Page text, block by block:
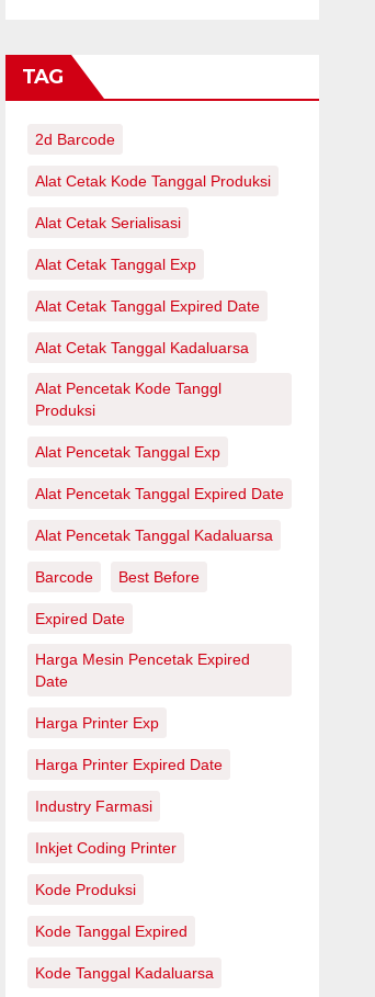
TAG
2d Barcode
Alat Cetak Kode Tanggal Produksi
Alat Cetak Serialisasi
Alat Cetak Tanggal Exp
Alat Cetak Tanggal Expired Date
Alat Cetak Tanggal Kadaluarsa
Alat Pencetak Kode Tanggl
Produksi
Alat Pencetak Tanggal Exp
Alat Pencetak Tanggal Expired Date
Alat Pencetak Tanggal Kadaluarsa
Barcode Best Before
Expired Date
Harga Mesin Pencetak Expired
Date
Harga Printer Exp
Harga Printer Expired Date
Industry Farmasi
Inkjet Coding Printer
Kode Produksi
Kode Tanggal Expired
Kode Tanggal Kadaluarsa